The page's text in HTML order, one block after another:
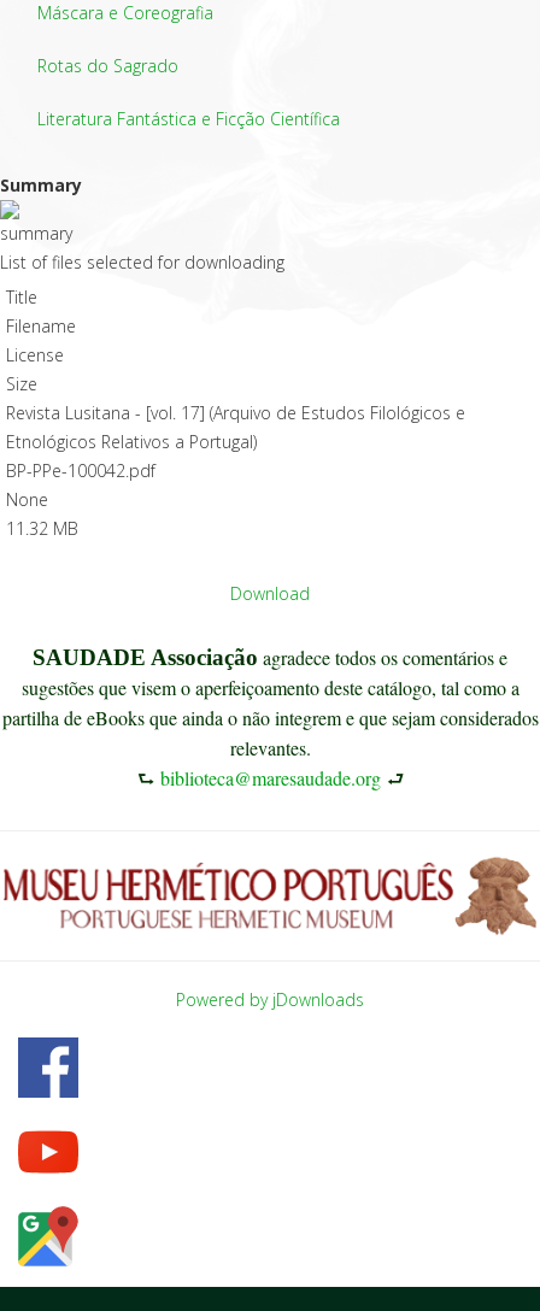
Máscara e Coreografia
Rotas do Sagrado
Literatura Fantástica e Ficção Científica
Summary
List of files selected for downloading
Title
Filename
License
Size
Revista Lusitana - [vol. 17] (Arquivo de Estudos Filológicos e
Etnológicos Relativos a Portugal)
BP-PPe-100042.pdf
None
11.32 MB
Download
SAUDADE Associação agradece todos os comentários e
sugestões que visem o aperfeiçoamento deste catálogo, tal como a
partilha de eBooks que ainda o não integrem e que sejam considerados
relevantes.
⮑ biblioteca@maresaudade.org⮐
Powered by jDownloads